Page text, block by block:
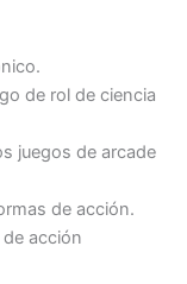
de rol de ciencia
juegos de arcade
de acción.
acción